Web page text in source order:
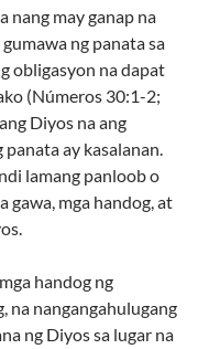
nang may ganap na
ng panata sa
obligasyon na dapat
(Números 30:1-2;
Diyos na ang
ay kasalanan.
lamang panloob o
mga handog, at
handog ng
na nangangahulugang
ng Diyos sa lugar na